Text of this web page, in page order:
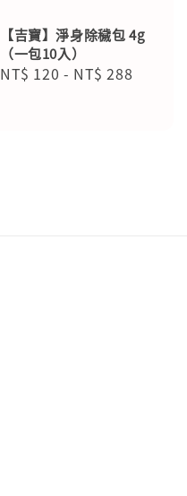
【吉寶】淨身除穢包 4g
（一包10入）
Regular
NT$ 120 - NT$ 288